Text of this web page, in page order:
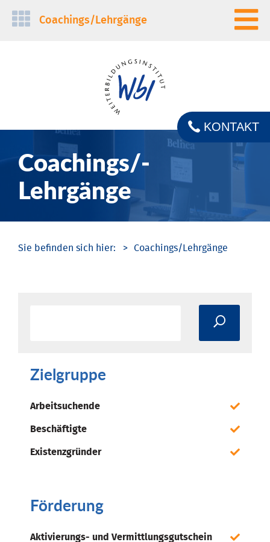
Navigation
Coachings/­Lehrgänge
Coachings/­
Lehrgänge
KONTAKT
Coachings/­Lehrgänge
Zielgruppe
Arbeitsuchende
Beschäftigte
Existenzgründer
Förderung
Aktivierungs- und Vermittlungsgutschein